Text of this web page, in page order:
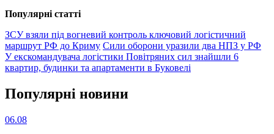
Популярнi статтi
ЗСУ взяли під вогневий контроль ключовий логістичний
маршрут РФ до Криму Сили оборони уразили два НПЗ у РФ
У екскомандувача логістики Повітряних сил знайшли 6
квартир, будинки та апартаменти в Буковелі
Популярнi новини
06.08